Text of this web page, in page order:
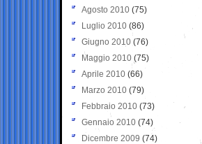
Agosto 2010 (75)
Luglio 2010 (86)
Giugno 2010 (76)
Maggio 2010 (75)
Aprile 2010 (66)
Marzo 2010 (79)
Febbraio 2010 (73)
Gennaio 2010 (74)
Dicembre 2009 (74)